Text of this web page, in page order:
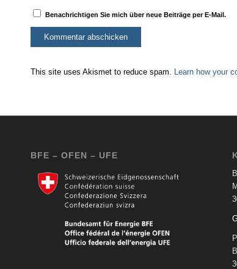
Benachrichtigen Sie mich über neue Beiträge per E-Mail.
This site uses Akismet to reduce spam. Learn how your
BFE – OFEN – UFE